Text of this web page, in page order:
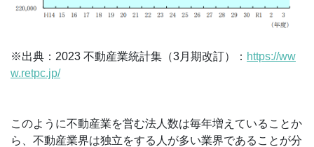
※出典：2023 不動産業統計集（3月期改訂）： https://ww
w.retpc.jp/
このように不動産業を営む法人数は毎年増えていることか
ら、不動産業界は独立をする人が多い業界であることが分